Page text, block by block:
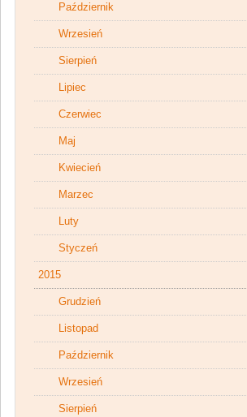
Październik
Wrzesień
Sierpień
Lipiec
Czerwiec
Maj
Kwiecień
Marzec
Luty
Styczeń
2015
Grudzień
Listopad
Październik
Wrzesień
Sierpień